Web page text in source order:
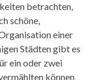
betrachten,
schöne,
einer
Städten gibt es
ein oder zwei
können